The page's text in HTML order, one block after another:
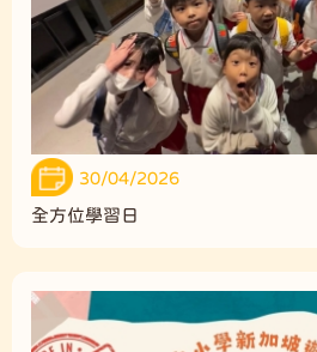
30/04/2026
全方位學習日